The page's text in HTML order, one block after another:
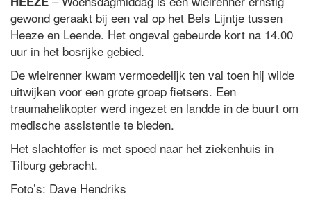
gewond geraakt bij een val op het Bels Lijntje tussen
Heeze en Leende. Het ongeval gebeurde kort na 14.00
uur in het bosrijke gebied.
De wielrenner kwam vermoedelijk ten val toen hij wilde
uitwijken voor een grote groep fietsers. Een
traumahelikopter werd ingezet en landde in de buurt om
medische assistentie te bieden.
Het slachtoffer is met spoed naar het ziekenhuis in
Tilburg gebracht.
Foto’s: Dave Hendriks